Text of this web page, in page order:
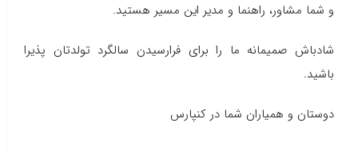
و شما مشاور، راهنما و مدیر این مسیر هستید.
شادباش صمیمانه ما را برای فرارسیدن سالگرد تولدتان پذیرا
باشید.
دوستان و همیاران شما در کنپارس